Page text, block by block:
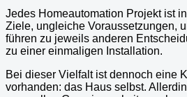
Jedes Homeautomation Projekt ist
Ziele, ungleiche Voraussetzungen,
führen zu jeweils anderen
zu einer einmaligen Installation.
Bei dieser Vielfalt ist dennoch eine
vorhanden: das Haus selbst.